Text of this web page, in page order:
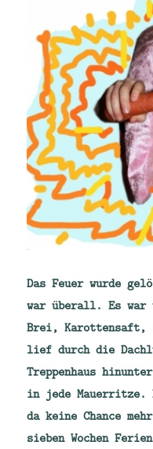
Das Feuer wurde
war überall. Es war
Brei, Karottensaft,
lief durch die
Treppenhaus
in jede Mauerritze.
da keine Chance
sieben Wochen